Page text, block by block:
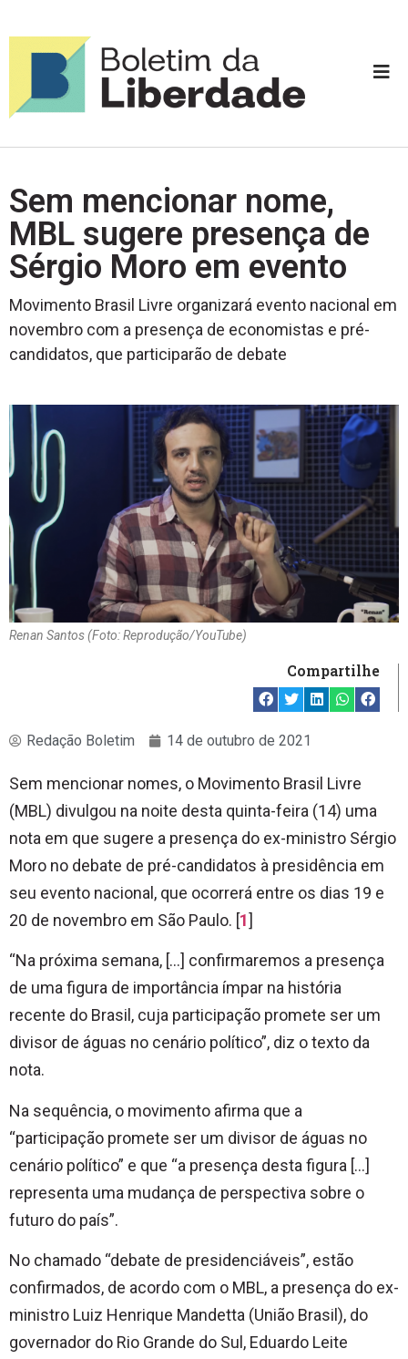
Sem mencionar nome,
MBL sugere presença de
Sérgio Moro em evento
Movimento Brasil Livre organizará evento nacional em
novembro com a presença de economistas e pré-
candidatos, que participarão de debate
Renan Santos (Foto: Reprodução/YouTube)
Compartilhe
Redação Boletim 14 de outubro de 2021
Sem mencionar nomes, o Movimento Brasil Livre
(MBL) divulgou na noite desta quinta-feira (14) uma
nota em que sugere a presença do ex-ministro Sérgio
Moro no debate de pré-candidatos à presidência em
seu evento nacional, que ocorrerá entre os dias 19 e
20 de novembro em São Paulo. [1]
“Na próxima semana, […] confirmaremos a presença
de uma figura de importância ímpar na história
recente do Brasil, cuja participação promete ser um
divisor de águas no cenário político”, diz o texto da
nota.
Na sequência, o movimento afirma que a
“participação promete ser um divisor de águas no
cenário político” e que “a presença desta figura […]
representa uma mudança de perspectiva sobre o
futuro do país”.
No chamado “debate de presidenciáveis”, estão
confirmados, de acordo com o MBL, a presença do ex-
ministro Luiz Henrique Mandetta (União Brasil), do
governador do Rio Grande do Sul, Eduardo Leite